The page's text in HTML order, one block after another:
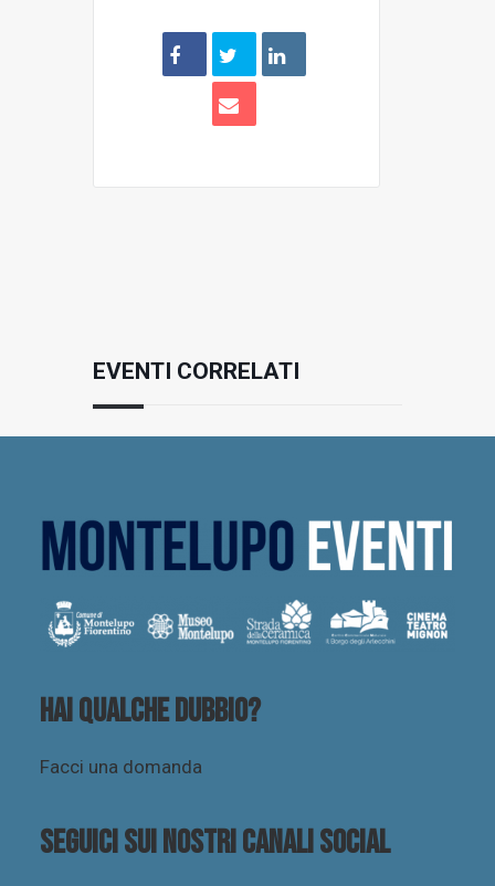
EVENTI CORRELATI
Hai qualche dubbio?
Facci una domanda
Seguici sui nostri canali social